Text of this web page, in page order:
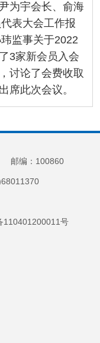
为宇会长、俞海
表大会工作报
监事关于2022
3家新会员入会
讨论了会费收取
席此次会议。
邮编：100860
号